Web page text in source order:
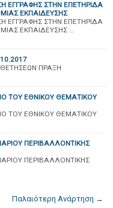
ΕΓΓΡΑΦΗΣ ΣΤΗΝ ΕΠΕΤΗΡΙΔΑ
ΕΚΠΑΙΔΕΥΣΗΣ
ΕΓΓΡΑΦΗΣ ΣΤΗΝ ΕΠΕΤΗΡΙΔΑ
ΕΚΠΑΙΔΕΥΣΗΣ …
ΠΡΑΞΗ
ΤΟΥ ΕΘΝΙΚΟΥ ΘΕΜΑΤΙΚΟΥ
ΤΟΥ ΕΘΝΙΚΟΥ ΘΕΜΑΤΙΚΟΥ
ΠΕΡΙΒΑΛΛΟΝΤΙΚΗΣ
ΠΕΡΙΒΑΛΛΟΝΤΙΚΗΣ
Παλαιότερη Ανάρτηση →